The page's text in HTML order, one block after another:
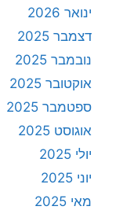
ינואר 2026
דצמבר 2025
נובמבר 2025
אוקטובר 2025
ספטמבר 2025
אוגוסט 2025
יולי 2025
יוני 2025
מאי 2025